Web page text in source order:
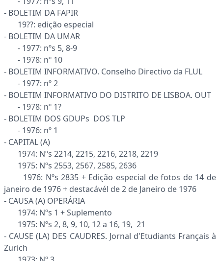
- BOLETIM DA FAPIR
19??: edição especial
- BOLETIM DA UMAR
- 1977: nºs 5, 8-9
- 1978: nº 10
- BOLETIM INFORMATIVO. Conselho Directivo da FLUL
- 1977: nº 2
- BOLETIM INFORMATIVO DO DISTRITO DE LISBOA. OUT
- 1978: nº 1?
- BOLETIM DOS GDUPs DOS TLP
- 1976: nº 1
- CAPITAL (A)
1974: Nºs 2214, 2215, 2216, 2218, 2219
1975: Nºs 2553, 2567, 2585, 2636
1976: Nºs 2835 + Edição especial de fotos de 14 de
janeiro de 1976 + destacávél de 2 de Janeiro de 1976
- CAUSA (A) OPERÁRIA
1974: Nºs 1 + Suplemento
1975: Nºs 2, 8, 9, 10, 12 a 16, 19, 21
- CAUSE (LA) DES CAUDRES. Jornal d'Etudiants Français à
Zurich